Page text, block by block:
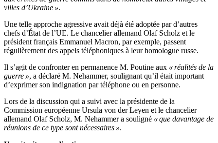
villes d’Ukraine ».
Une telle approche agressive avait déjà été adoptée par d’autres
chefs d’État de l’UE. Le chancelier allemand Olaf Scholz et le
président français Emmanuel Macron, par exemple, passent
régulièrement des appels téléphoniques à leur homologue russe.
Il s’agit de confronter en permanence M. Poutine aux « réalités de la
guerre », a déclaré M. Nehammer, soulignant qu’il était important
d’exprimer son indignation par téléphone ou en personne.
Lors de la discussion qui a suivi avec la présidente de la
Commission européenne Ursula von der Leyen et le chancelier
allemand Olaf Scholz, M. Nehammer a souligné « que davantage de
réunions de ce type sont nécessaires ».